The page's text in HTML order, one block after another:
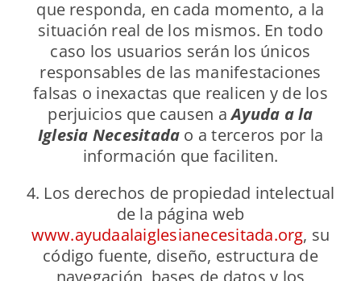
que responda, en cada momento, a la
situación real de los mismos. En todo
caso los usuarios serán los únicos
responsables de las manifestaciones
falsas o inexactas que realicen y de los
perjuicios que causen aAyuda a la
Iglesia Necesitada o a terceros por la
información que faciliten.
4. Los derechos de propiedad intelectual
de la página web
www.ayudaalaiglesianecesitada.org, su
código fuente, diseño, estructura de